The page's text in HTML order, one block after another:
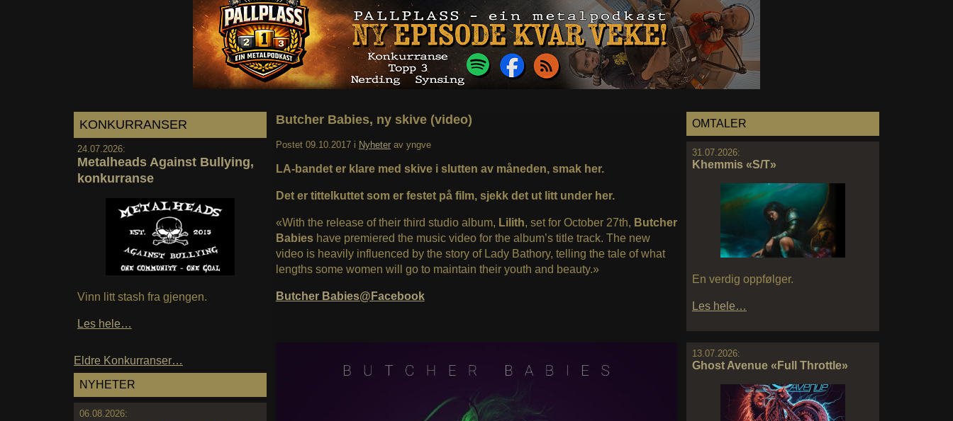
KONKURRANSER
24.07.2026:
Metalheads Against Bullying,
konkurranse
Vinn litt stash fra gjengen.
Les hele…
Eldre Konkurranser…
NYHETER
06.08.2026:
OMTALER
31.07.2026:
Khemmis «S/T»
En verdig oppfølger.
Les hele…
13.07.2026:
Ghost Avenue «Full Throttle»
Butcher Babies, ny skive (video)
Postet 09.10.2017 i Nyheter av yngve
LA-bandet er klare med skive i slutten av måneden, smak her.
Det er tittelkuttet som er festet på film, sjekk det ut litt under her.
«With the release of their third studio album, Lilith, set for October 27th, Butcher
Babies have premiered the music video for the album’s title track. The new
video is heavily influenced by the story of Lady Bathory, telling the tale of what
lengths some women will go to maintain their youth and beauty.»
Butcher Babies@Facebook